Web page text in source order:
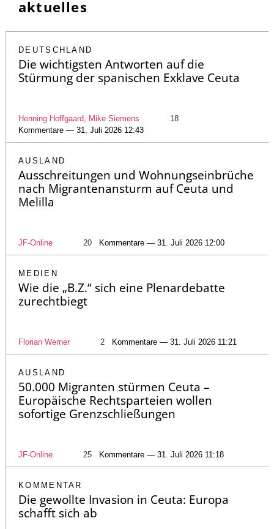
aktuelles
DEUTSCHLAND
Die wichtigsten Antworten auf die
Stürmung der spanischen Exklave Ceuta
Henning Hoffgaard, Mike Siemens
18
Kommentare — 31. Juli 2026 12:43
AUSLAND
Ausschreitungen und Wohnungseinbrüche
nach Migrantenansturm auf Ceuta und
Melilla
JF-Online 20 Kommentare — 31. Juli 2026 12:00
MEDIEN
Wie die „B.Z.“ sich eine Plenardebatte
zurechtbiegt
Florian Werner 2 Kommentare — 31. Juli 2026 11:21
AUSLAND
50.000 Migranten stürmen Ceuta –
Europäische Rechtsparteien wollen
sofortige Grenzschließungen
JF-Online 25 Kommentare — 31. Juli 2026 11:18
KOMMENTAR
Die gewollte Invasion in Ceuta: Europa
schafft sich ab